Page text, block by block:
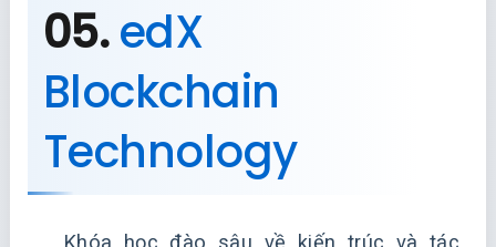
05.edX
Blockchain
Technology